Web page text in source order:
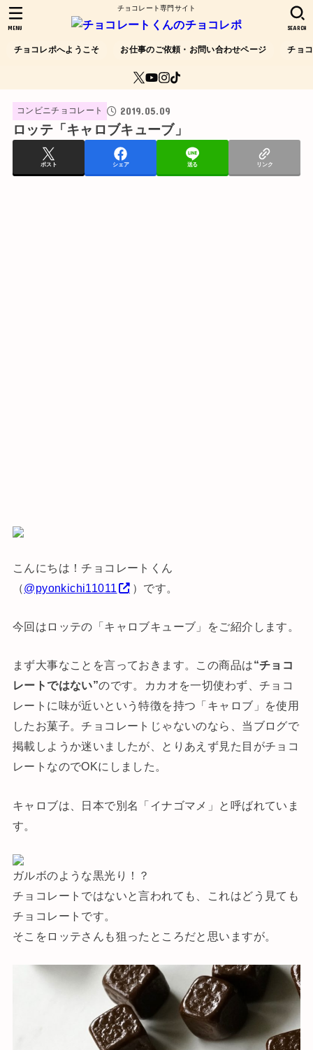
チョコレート専門サイト
チョコレポへようこそ お仕事のご依頼・お問い合わせページ チョ
SEARCH
MENU
コンビニチョコレート 2019.05.09
ロッテ「キャロブキューブ」
ポスト シェア 送る リンク
こんにちは！チョコレートくん
（@pyonkichi11011 ）です。
今回はロッテの「キャロブキューブ」をご紹介します。
まず大事なことを言っておきます。この商品は“チョコ
レートではない”のです。カカオを一切使わず、チョコ
レートに味が近いという特徴を持つ「キャロブ」を使用
したお菓子。チョコレートじゃないのなら、当ブログで
掲載しようか迷いましたが、とりあえず見た目がチョコ
レートなのでOKにしました。
キャロブは、日本で別名「イナゴマメ」と呼ばれていま
す。
ガルボのような黒光り！？
チョコレートではないと言われても、これはどう見ても
チョコレートです。
そこをロッテさんも狙ったところだと思いますが。